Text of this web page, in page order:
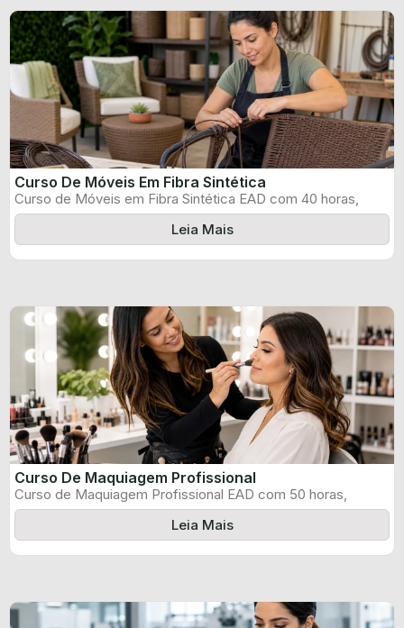
Curso De Móveis Em Fibra Sintética
Curso de Móveis em Fibra Sintética EAD com 40 horas,
certificado informado pelo ...
Leia Mais
Curso De Maquiagem Profissional
Curso de Maquiagem Profissional EAD com 50 horas,
certificado informado pelo produtor e ...
Leia Mais